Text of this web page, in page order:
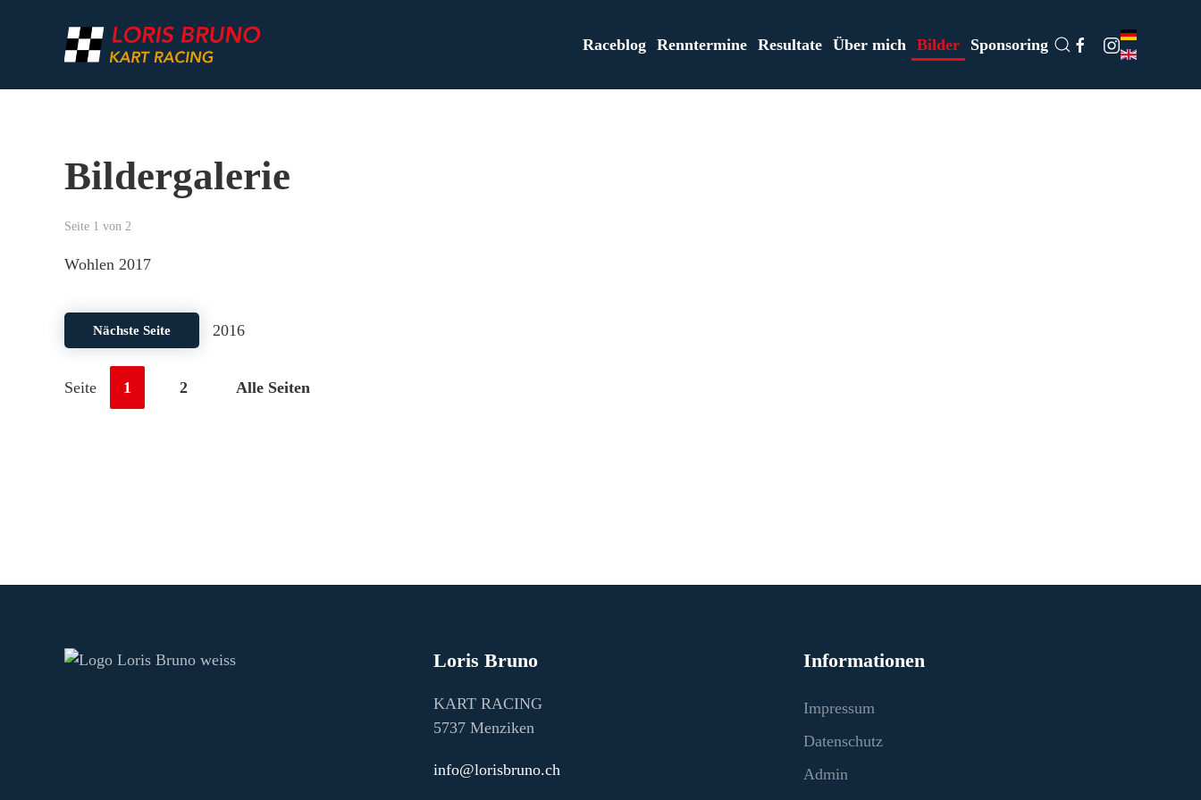
Zum Hauptinhalt springen Raceblog Renntermine Resultate Über mich Bilder Sponsoring
Bildergalerie
Seite 1 von 2
Wohlen 2017
Nächste Seite 2016
Seite 1 2 Alle Seiten
Loris Bruno
KART RACING
5737 Menziken
info@lorisbruno.ch
Informationen
Impressum
Datenschutz
Admin